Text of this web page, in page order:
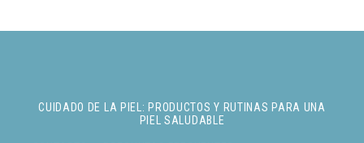
CUIDADO DE LA PIEL: PRODUCTOS Y RUTINAS PARA UNA
PIEL SALUDABLE